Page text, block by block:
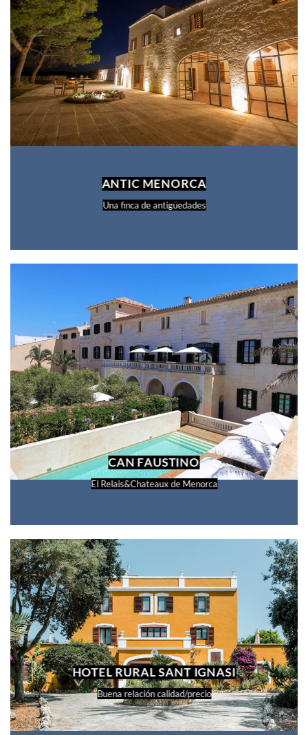
ANTIC MENORCA
Una finca de antigüedades
CAN FAUSTINO
El Relais&Chateaux de Menorca
HOTEL RURAL SANT IGNASI
Buena relación calidad/precio